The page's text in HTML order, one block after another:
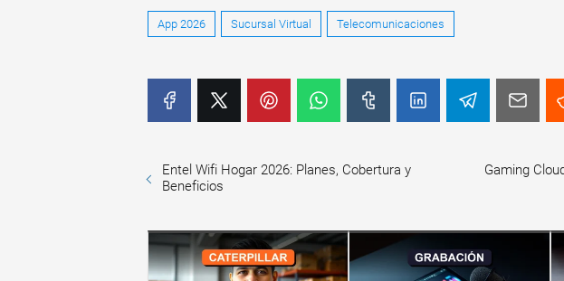
App 2026 Sucursal Virtual Telecomunicaciones
Entel Wifi Hogar 2026: Planes, Cobertura y
Beneficios
Gaming